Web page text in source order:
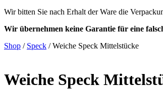
Wir bitten Sie nach Erhalt der Ware die
Wir übernehmen keine Garantie für eine
Shop / Speck / Weiche Speck Mittelstücke
Weiche Speck